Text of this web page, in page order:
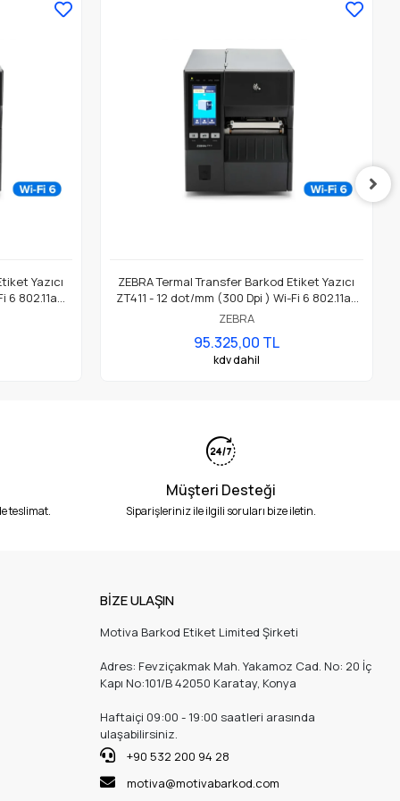
Yazıcı
6 802.11ac
ZEBRA Termal Transfer Barkod Etiket Yazıcı
ZT411 - 12 dot/mm (300 Dpi ) Wi-Fi 6 802.11ax
Model No: ZT41143-T0EG000Z
ZEBRA
95.325,00 TL
kdv dahil
teslimat.
Müşteri Desteği
Siparişleriniz ile ilgili soruları bize iletin.
BİZE ULAŞIN
Motiva Barkod Etiket Limited Şirketi
Adres: Fevziçakmak Mah. Yakamoz Cad. No: 20 İç
Kapı No:101/B 42050 Karatay, Konya
Haftaiçi 09:00 - 19:00 saatleri arasında
ulaşabilirsiniz.
+90 532 200 94 28
motiva@motivabarkod.com